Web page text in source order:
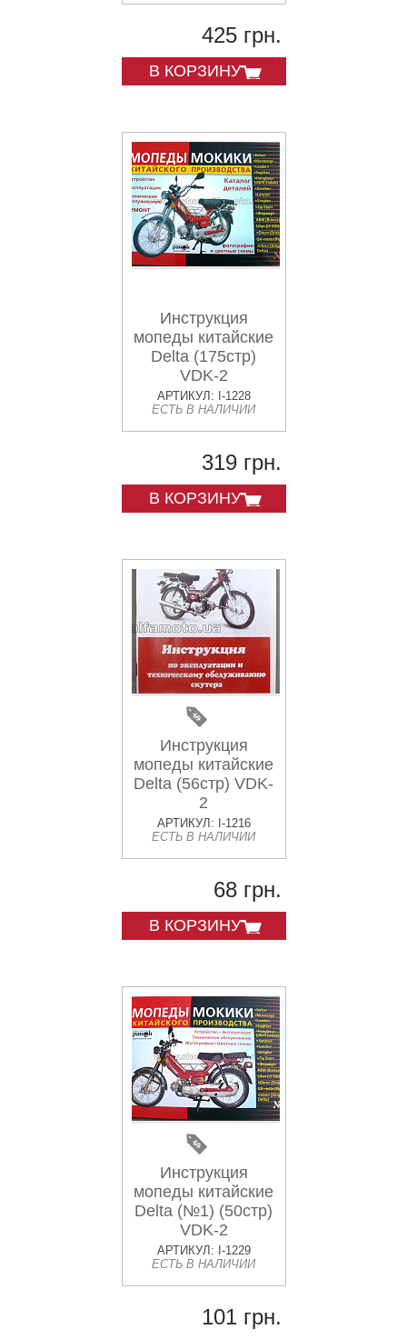
425 грн.
В КОРЗИНУ
Инструкция
мопеды китайские
Delta (175стр)
VDK-2
АРТИКУЛ: I-1228
ЕСТЬ В НАЛИЧИИ
319 грн.
В КОРЗИНУ
Инструкция
мопеды китайские
Delta (56стр) VDK-
2
АРТИКУЛ: I-1216
ЕСТЬ В НАЛИЧИИ
68 грн.
В КОРЗИНУ
Инструкция
мопеды китайские
Delta (№1) (50стр)
VDK-2
АРТИКУЛ: I-1229
ЕСТЬ В НАЛИЧИИ
101 грн.